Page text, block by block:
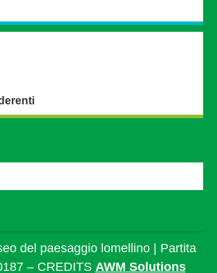
del paesaggio lomellino | Partita
– CREDITS AWM Solutions